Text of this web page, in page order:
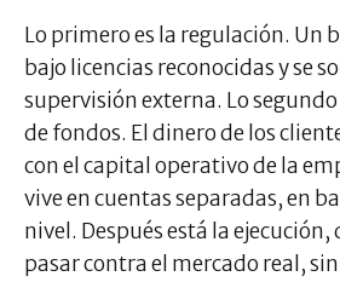
Lo primero es la regulación. Un
bajo licencias reconocidas y se
supervisión externa. Lo segundo
de fondos. El dinero de los
con el capital operativo de la
vive en cuentas separadas, en
nivel. Después está la ejecución,
pasar contra el mercado real,